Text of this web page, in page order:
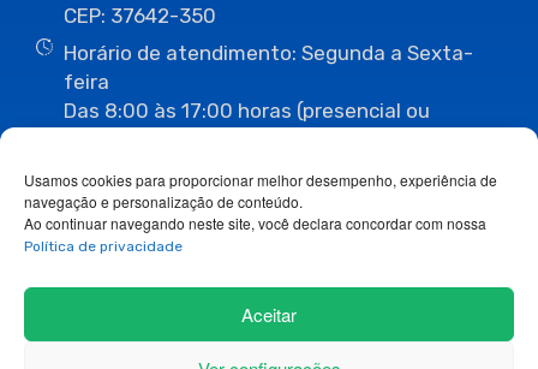
Usamos cookies para proporcionar melhor desempenho, experiência de
navegação e personalização de conteúdo.
Ao continuar navegando neste site, você declara concordar com nossa
Política de privacidade
Aceitar
CEP: 37642-350
Horário de atendimento: Segunda a Sexta-
feira
Das 8:00 às 17:00 horas (presencial ou
(35) 3435-1112 (35) 3435-3063
ouvidoria@camaraextrema.mg.gov.br
imprensa@camaraextrema.mg.gov.br
Siga-nos: